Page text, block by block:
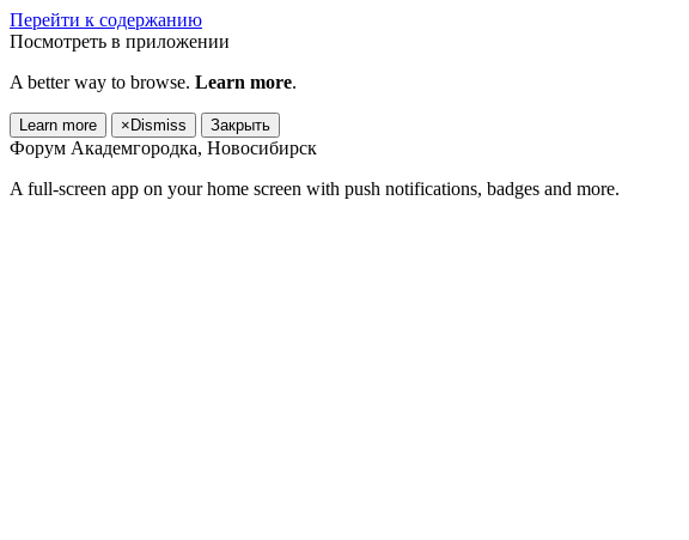
Перейти к содержанию
Посмотреть в приложении
A better way to browse. Learn more.
Learn more × Dismiss Закрыть
Форум Академгородка, Новосибирск
A full-screen app on your home screen with push notifications, badges and more.